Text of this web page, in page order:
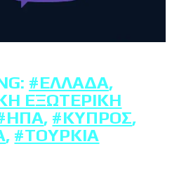
#ΕΛΛΆΔΑ,
ΕΞΩΤΕΡΙΚΉ
, #ΚΎΠΡΟΣ,
, #ΤΟΥΡΚΊΑ